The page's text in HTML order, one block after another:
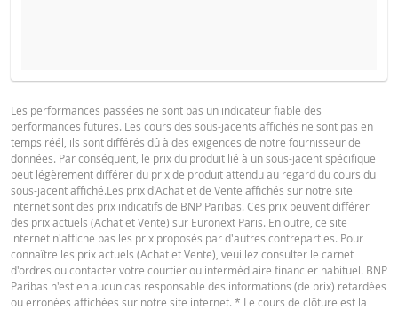
TYPE DE
PRIX DU
SEUIL DE
Pas d'historique de réinitialisation récent
DOWNLOAD
Historique de réinitialisation
PROSPECTUS DE BASE
Français (France)
FINAL TERMS
Français (France)
Les performances passées ne sont pas un indicateur fiable des
performances futures. Les cours des sous-jacents affichés ne sont pas en
temps réél, ils sont différés dû à des exigences de notre fournisseur de
données. Par conséquent, le prix du produit lié à un sous-jacent spécifique
peut légèrement différer du prix de produit attendu au regard du cours du
sous-jacent affiché.Les prix d'Achat et de Vente affichés sur notre site
internet sont des prix indicatifs de BNP Paribas. Ces prix peuvent différer
des prix actuels (Achat et Vente) sur Euronext Paris. En outre, ce site
internet n'affiche pas les prix proposés par d'autres contreparties. Pour
connaître les prix actuels (Achat et Vente), veuillez consulter le carnet
d'ordres ou contacter votre courtier ou intermédiaire financier habituel. BNP
Paribas n'est en aucun cas responsable des informations (de prix) retardées
ou erronées affichées sur notre site internet. * Le cours de clôture est la